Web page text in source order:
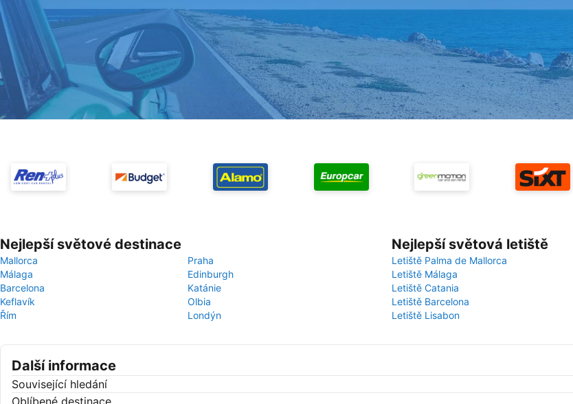
Nejlepší světové destinace
Mallorca
Praha
Málaga
Edinburgh
Barcelona
Katánie
Keflavík
Olbia
Řím
Londýn
Nejlepší světová letiště
Letiště Palma de Mallorca
Letiště Málaga
Letiště Catania
Letiště Barcelona
Letiště Lisabon
Další informace
Související hledání
Oblíbené destinace